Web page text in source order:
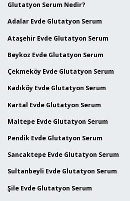
Glutatyon Serum Nedir?
Adalar Evde Glutatyon Serum
Ataşehir Evde Glutatyon Serum
Beykoz Evde Glutatyon Serum
Çekmeköy Evde Glutatyon Serum
Kadıköy Evde Glutatyon Serum
Kartal Evde Glutatyon Serum
Maltepe Evde Glutatyon Serum
Pendik Evde Glutatyon Serum
Sancaktepe Evde Glutatyon Serum
Sultanbeyli Evde Glutatyon Serum
Şile Evde Glutatyon Serum